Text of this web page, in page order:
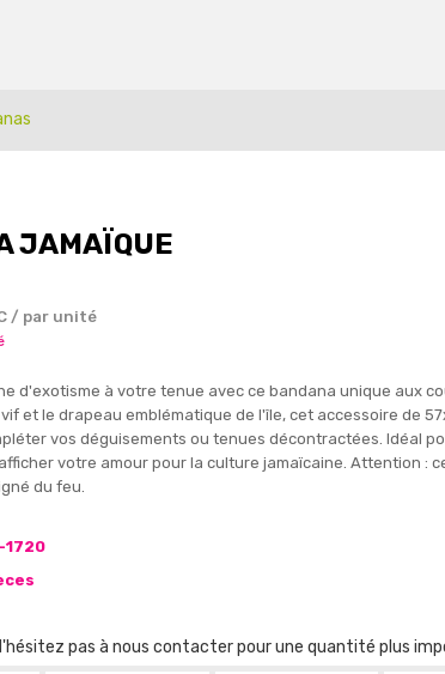
JAMAÏQUE
/ par unité
d'exotisme à votre tenue avec ce bandana unique aux
et le drapeau emblématique de l'île, cet accessoire de
vos déguisements ou tenues décontractées. Idéal
votre amour pour la culture jamaïcaine. Attention :
du feu.
1720
pas à nous contacter pour une quantité plus